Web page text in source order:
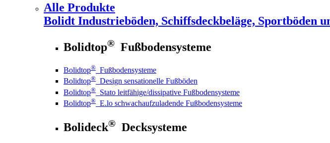
Alle Produkte
Bolidt Industrieböden, Schiffsdeckbeläge, Sportböden
Bolidtop® Fußbodensysteme
Bolidtop® Fußbodensysteme
Bolidtop® Design sensationelle Fußböden
Bolidtop® Stato leitfähige/dissipative Fußbodensysteme
Bolidtop® E.lo schwachaufzuladende Fußbodensysteme
Bolideck® Decksysteme